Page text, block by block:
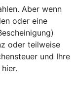
Aber wenn
oder eine
oder teilweise
und Ihre